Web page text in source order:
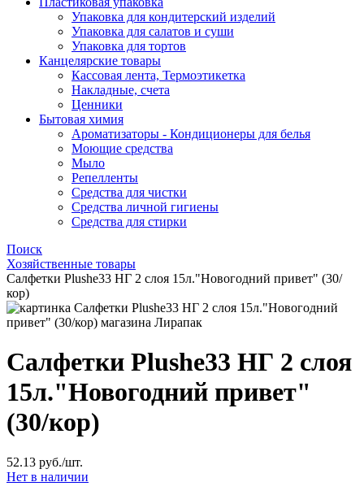
Упаковка для кондитерский изделий
Упаковка для салатов и суши
Упаковка для тортов
Канцелярские товары
Кассовая лента, Термоэтикетка
Накладные, счета
Ценники
Бытовая химия
Ароматизаторы - Кондиционеры для белья
Моющие средства
Мыло
Репелленты
Средства для чистки
Средства личной гигиены
Средства для стирки
Поиск
Хозяйственные товары
Салфетки Plushe33 НГ 2 слоя 15л."Новогодний привет" (30/
кор)
Салфетки Plushe33 НГ 2 слоя
15л."Новогодний привет"
(30/кор)
52.13 руб./шт.
Нет в наличии